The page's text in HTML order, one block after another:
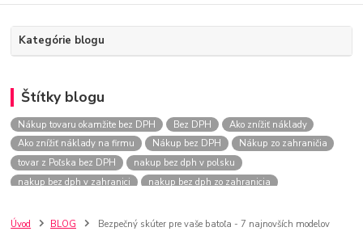
Kategórie blogu
Štítky blogu
Nákup tovaru okamžite bez DPH Bez DPH
Ako znížiť náklady
Ako znížiť náklady na firmu
Nákup bez DPH
Nákup zo zahraničia
tovar z Poľska bez DPH
nakup bez dph v polsku
nakup bez dph v zahranici
nakup bez dph zo zahranicia
szco nakup bez dph
Smart hodinky pre deti
Úvod BLOG Bezpečný skúter pre vaše batoľa - 7 najnovších modelov